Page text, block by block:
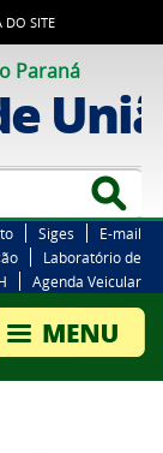
DO SITE
Paraná
Siges
E-mail
Laboratório de
Agenda Veicular